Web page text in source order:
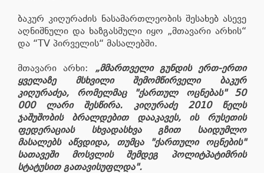
ბაკურ კიღურაძის ნასამართლეობის შესახებ ასევე
აღნიშნული და ხაზგასმული იყო „მთავარი არხის“
და “TV პირველის“ მასალებში.
მთავარი არხი: „მმართველი გუნდის ერთ-ერთი
ყველაზე მსხვილი შემომწირველი ბაკურ
კიღურაძეა, რომელმაც "ქართულ ოცნებას" 50
000 ლარი შესწირა. კიღურაძე 2010 წელს
ჯაშუშობის ბრალდებით დააკავეს, ის რუსეთის
ფედერაციას სხვადასხვა გზით საიდუმლო
მასალებს აწვდიდა, თუმცა "ქართული ოცნების"
სათავეში მოსვლის შემდეგ პოლიტპატიმრის
სტატუსით გათავისუფლდა".